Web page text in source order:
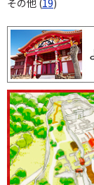
その他 (19)